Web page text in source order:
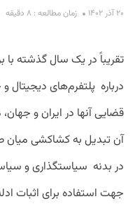
۲۰ آذر ۱۴۰۲ زمان مطالعه : ۸ دقیقه
تقریباً در یک سال گذشته با
درباره پلتفرم‌های
قضایی آنها در ایران و
آن تبدیل به کشاکشی میان
در بدنه سیاستگذاری و
جهت استفاده برای اثبات